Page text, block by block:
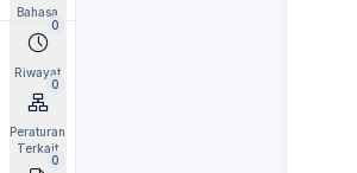
Bahasa
0
Riwayat
0
Peraturan
Terkait
0